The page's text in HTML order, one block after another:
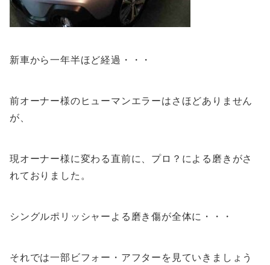
新車から一年半ほど経過・・・
前オーナー様のヒューマンエラーはさほどありません
が、
現オーナー様に変わる直前に、プロ？による磨きがさ
れておりました。
シングルポリッシャーよる磨き傷が全体に・・・
それでは一部ビフォー・アフターを見ていきましょう